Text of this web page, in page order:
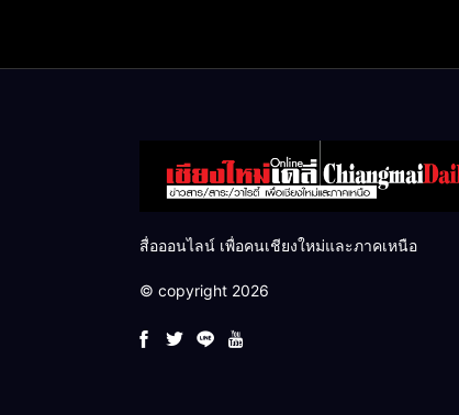
สื่อออนไลน์ เพื่อคนเชียงใหม่และภาคเหนือ
© copyright 2026